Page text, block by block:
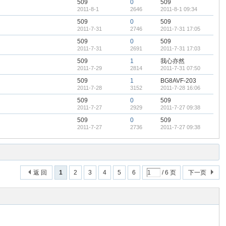
509
2011-8-1
0
2646
509
2011-8-1 09:34
509
2011-7-31
0
2746
509
2011-7-31 17:05
509
2011-7-31
0
2691
509
2011-7-31 17:03
509
2011-7-29
1
2814
我心亦然
2011-7-31 07:50
509
2011-7-28
1
3152
BG8AVF-203
2011-7-28 16:06
509
2011-7-27
0
2929
509
2011-7-27 09:38
509
2011-7-27
0
2736
509
2011-7-27 09:38
1 2 3 4 5 6 / 6 页 下一页
返 回